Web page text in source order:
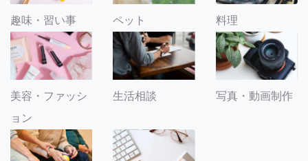
趣味・習い事 ペット 料理
美容・ファッシ
ョン
生活相談 写真・動画制作